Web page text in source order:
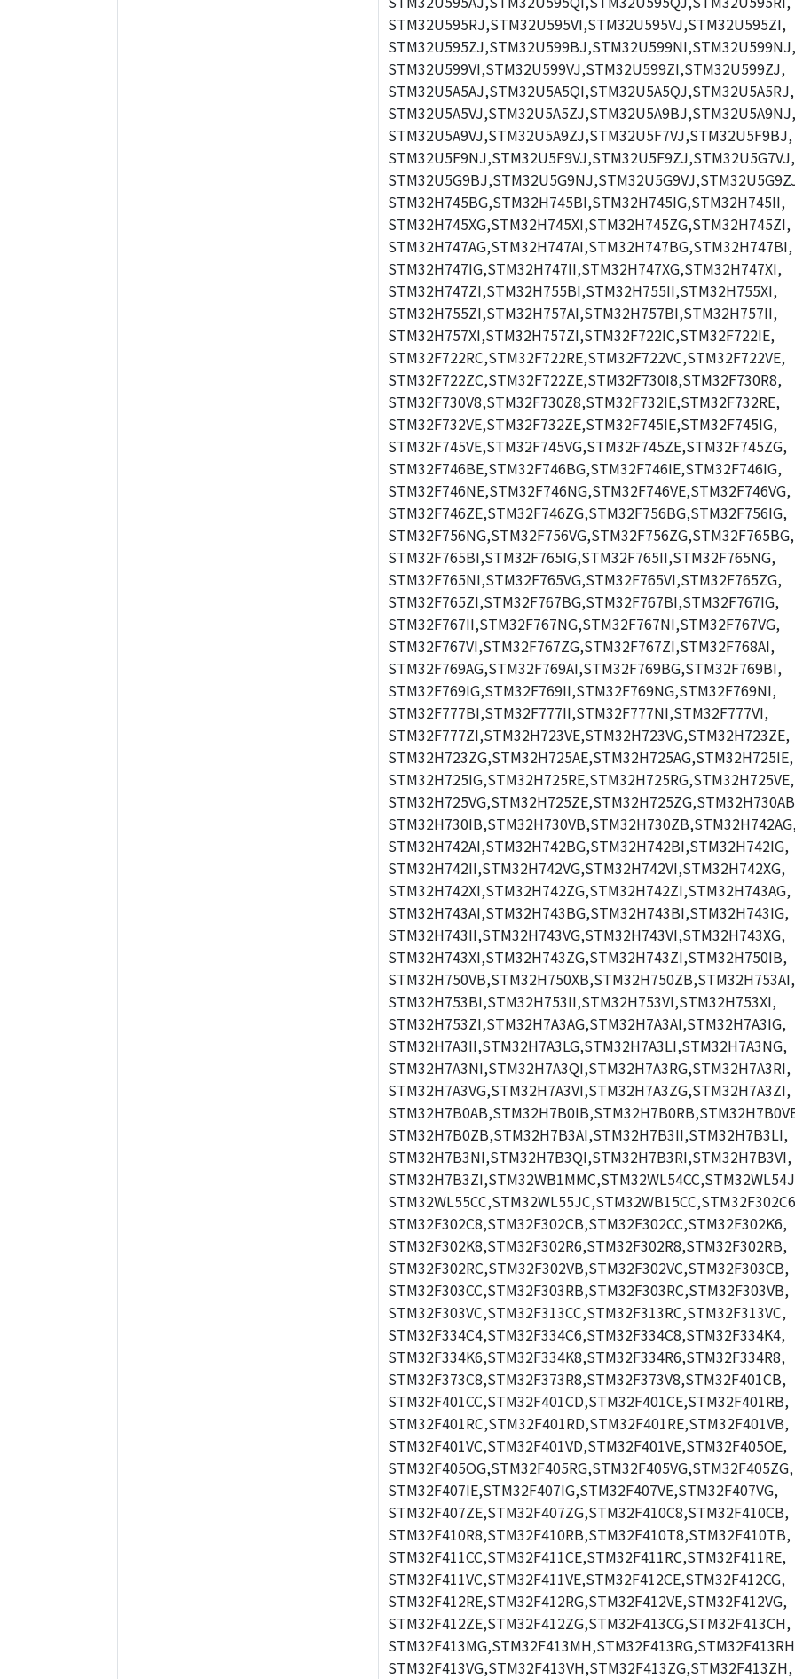
STM32U595RJ,STM32U595VI,STM32U595VJ,STM32U595ZI,
STM32U595ZJ,STM32U599BJ,STM32U599NI,STM32U599NJ,
STM32U599VI,STM32U599VJ,STM32U599ZI,STM32U599ZJ,
STM32U5A5AJ,STM32U5A5QI,STM32U5A5QJ,STM32U5A5RJ,
STM32U5A5VJ,STM32U5A5ZJ,STM32U5A9BJ,STM32U5A9NJ,
STM32U5A9VJ,STM32U5A9ZJ,STM32U5F7VJ,STM32U5F9BJ,
STM32U5F9NJ,STM32U5F9VJ,STM32U5F9ZJ,STM32U5G7VJ,
STM32H745BG,STM32H745BI,STM32H745IG,STM32H745II,
STM32H745XG,STM32H745XI,STM32H745ZG,STM32H745ZI,
STM32H747AG,STM32H747AI,STM32H747BG,STM32H747BI,
STM32H747IG,STM32H747II,STM32H747XG,STM32H747XI,
STM32H747ZI,STM32H755BI,STM32H755II,STM32H755XI,
STM32H755ZI,STM32H757AI,STM32H757BI,STM32H757II,
STM32H757XI,STM32H757ZI,STM32F722IC,STM32F722IE,
STM32F722RC,STM32F722RE,STM32F722VC,STM32F722VE,
STM32F722ZC,STM32F722ZE,STM32F730I8,STM32F730R8,
STM32F730V8,STM32F730Z8,STM32F732IE,STM32F732RE,
STM32F732VE,STM32F732ZE,STM32F745IE,STM32F745IG,
STM32F745VE,STM32F745VG,STM32F745ZE,STM32F745ZG,
STM32F746BE,STM32F746BG,STM32F746IE,STM32F746IG,
STM32F746NE,STM32F746NG,STM32F746VE,STM32F746VG,
STM32F746ZE,STM32F746ZG,STM32F756BG,STM32F756IG,
STM32F756NG,STM32F756VG,STM32F756ZG,STM32F765BG,
STM32F765BI,STM32F765IG,STM32F765II,STM32F765NG,
STM32F765NI,STM32F765VG,STM32F765VI,STM32F765ZG,
STM32F765ZI,STM32F767BG,STM32F767BI,STM32F767IG,
STM32F767II,STM32F767NG,STM32F767NI,STM32F767VG,
STM32F767VI,STM32F767ZG,STM32F767ZI,STM32F768AI,
STM32F769AG,STM32F769AI,STM32F769BG,STM32F769BI,
STM32F769IG,STM32F769II,STM32F769NG,STM32F769NI,
STM32F777BI,STM32F777II,STM32F777NI,STM32F777VI,
STM32F777ZI,STM32H723VE,STM32H723VG,STM32H723ZE,
STM32H723ZG,STM32H725AE,STM32H725AG,STM32H725IE,
STM32H725IG,STM32H725RE,STM32H725RG,STM32H725VE,
STM32H742AI,STM32H742BG,STM32H742BI,STM32H742IG,
STM32H742II,STM32H742VG,STM32H742VI,STM32H742XG,
STM32H742XI,STM32H742ZG,STM32H742ZI,STM32H743AG,
STM32H743AI,STM32H743BG,STM32H743BI,STM32H743IG,
STM32H743II,STM32H743VG,STM32H743VI,STM32H743XG,
STM32H743XI,STM32H743ZG,STM32H743ZI,STM32H750IB,
STM32H750VB,STM32H750XB,STM32H750ZB,STM32H753AI,
STM32H753BI,STM32H753II,STM32H753VI,STM32H753XI,
STM32H753ZI,STM32H7A3AG,STM32H7A3AI,STM32H7A3IG,
STM32H7A3II,STM32H7A3LG,STM32H7A3LI,STM32H7A3NG,
STM32H7A3NI,STM32H7A3QI,STM32H7A3RG,STM32H7A3RI,
STM32H7A3VG,STM32H7A3VI,STM32H7A3ZG,STM32H7A3ZI,
STM32H7B0ZB,STM32H7B3AI,STM32H7B3II,STM32H7B3LI,
STM32H7B3NI,STM32H7B3QI,STM32H7B3RI,STM32H7B3VI,
STM32F302C8,STM32F302CB,STM32F302CC,STM32F302K6,
STM32F302K8,STM32F302R6,STM32F302R8,STM32F302RB,
STM32F302RC,STM32F302VB,STM32F302VC,STM32F303CB,
STM32F303CC,STM32F303RB,STM32F303RC,STM32F303VB,
STM32F303VC,STM32F313CC,STM32F313RC,STM32F313VC,
STM32F334C4,STM32F334C6,STM32F334C8,STM32F334K4,
STM32F334K6,STM32F334K8,STM32F334R6,STM32F334R8,
STM32F373C8,STM32F373R8,STM32F373V8,STM32F401CB,
STM32F401CC,STM32F401CD,STM32F401CE,STM32F401RB,
STM32F401RC,STM32F401RD,STM32F401RE,STM32F401VB,
STM32F401VC,STM32F401VD,STM32F401VE,STM32F405OE,
STM32F405OG,STM32F405RG,STM32F405VG,STM32F405ZG,
STM32F407IE,STM32F407IG,STM32F407VE,STM32F407VG,
STM32F407ZE,STM32F407ZG,STM32F410C8,STM32F410CB,
STM32F410R8,STM32F410RB,STM32F410T8,STM32F410TB,
STM32F411CC,STM32F411CE,STM32F411RC,STM32F411RE,
STM32F411VC,STM32F411VE,STM32F412CE,STM32F412CG,
STM32F412RE,STM32F412RG,STM32F412VE,STM32F412VG,
STM32F412ZE,STM32F412ZG,STM32F413CG,STM32F413CH,
STM32F413VG,STM32F413VH,STM32F413ZG,STM32F413ZH,